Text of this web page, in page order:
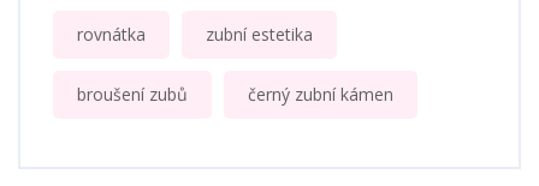
rovnátka zubní estetika
broušení zubů černý zubní kámen